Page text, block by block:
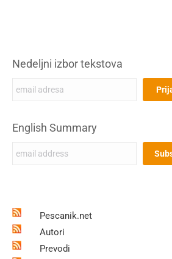
Nedeljni izbor tekstova
English Summary
Pescanik.net
Autori
Prevodi